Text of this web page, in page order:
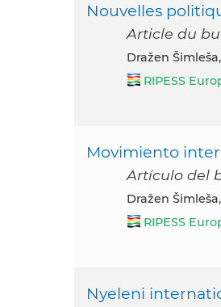
Nouvelles
Article du
Dražen
RIPESS
Movimiento
Artículo del
Dražen
RIPESS
Nyeleni